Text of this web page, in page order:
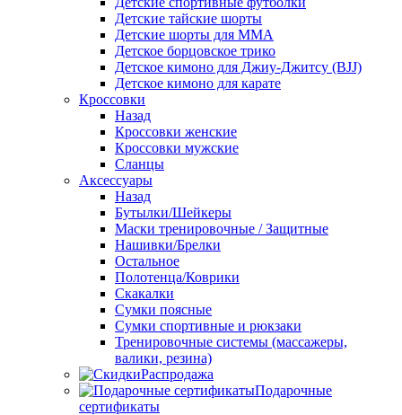
Детские тайские шорты
Детские шорты для ММА
Детское борцовское трико
Детское кимоно для Джиу-Джитсу (BJJ)
Детское кимоно для карате
Кроссовки
Назад
Кроссовки женские
Кроссовки мужские
Сланцы
Аксессуары
Назад
Бутылки/Шейкеры
Маски тренировочные / Защитные
Нашивки/Брелки
Остальное
Полотенца/Коврики
Скакалки
Сумки поясные
Сумки спортивные и рюкзаки
Тренировочные системы (массажеры,
валики, резина)
Распродажа
Подарочные
сертификаты